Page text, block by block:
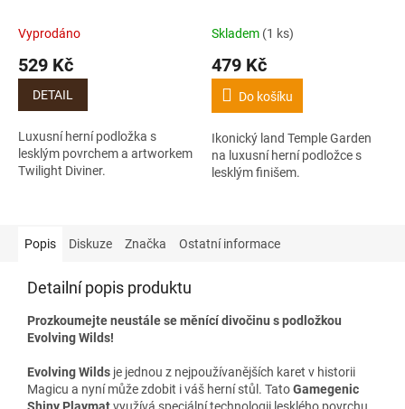
Vyprodáno
529 Kč
DETAIL
Luxusní herní podložka s
lesklým povrchem a artworkem
Twilight Diviner.
Skladem (1 ks)
479 Kč
Do košíku
Ikonický land Temple Garden
na luxusní herní podložce s
lesklým finišem.
Popis Diskuze Značka Ostatní informace
Detailní popis produktu
Prozkoumejte neustále se měnící divočinu s podložkou
Evolving Wilds!
Evolving Wilds je jednou z nejpoužívanějších karet v historii
Magicu a nyní může zdobit i váš herní stůl. TatoGamegenic